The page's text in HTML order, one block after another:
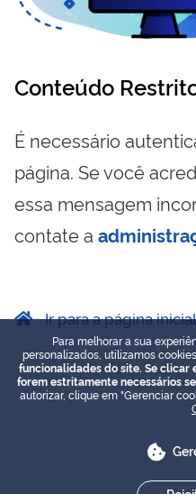
Conteúdo
É necessário
página. Se você
essa mensagem
contate a
Ir para a página inicial
Para melhorar a sua
personalizados, utilizamos cookies.
funcionalidades do site. Se clicar
forem estritamente necessários
autorizar, clique em "Gerenciar